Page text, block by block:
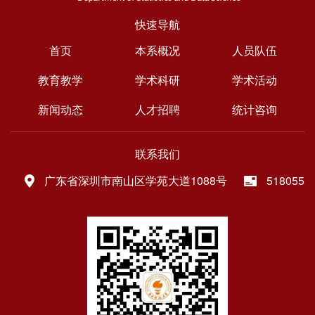
快速导航
首页
本系概况
人员队伍
教育教学
学术科研
学术活动
新闻动态
人才招聘 统计咨询
联系我们
广东省深圳市南山区学苑大道1088号
518055